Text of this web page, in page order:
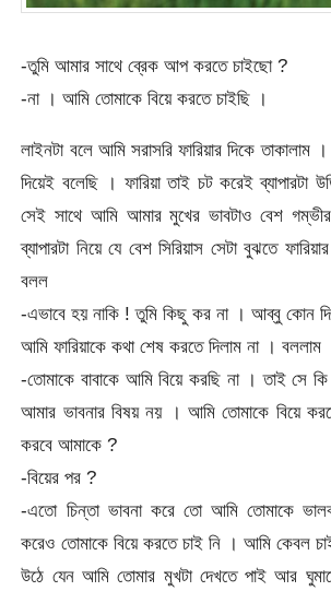
-তুমি আমার সাথে ব্রেক আপ করতে চাইছো ?
-না । আমি তোমাকে বিয়ে করতে চাইছি ।
লাইনটা বলে আমি সরাসরি ফারিয়ার দিকে তাকালাম
দিয়েই বলেছি । ফারিয়া তাই চট করেই ব্যাপারটা
সেই সাথে আমি আমার মুখের ভাবটাও বেশ
ব্যাপারটা নিয়ে যে বেশ সিরিয়াস সেটা বুঝতে
বলল
-এভাবে হয় নাকি ! তুমি কিছু কর না । আব্বু
আমি ফারিয়াকে কথা শেষ করতে দিলাম না । বললাম
-তোমাকে বাবাকে আমি বিয়ে করছি না । তাই সে
আমার ভাবনার বিষয় নয় । আমি তোমাকে বিয়ে
করবে আমাকে ?
-বিয়ের পর ?
-এতো চিন্তা ভাবনা করে তো আমি তোমাকে
করেও তোমাকে বিয়ে করতে চাই নি । আমি কেবল
উঠে যেন আমি তোমার মুখটা দেখতে পাই আর